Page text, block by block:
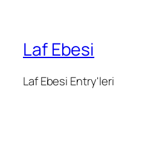
Laf Ebesi
Laf Ebesi Entry'leri